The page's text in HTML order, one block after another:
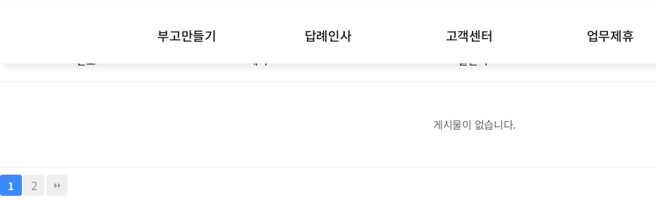
부고만들기 답례인사 고객센터 업무제휴
번호 제목 글쓴이
게시물이 없습니다.
1 2